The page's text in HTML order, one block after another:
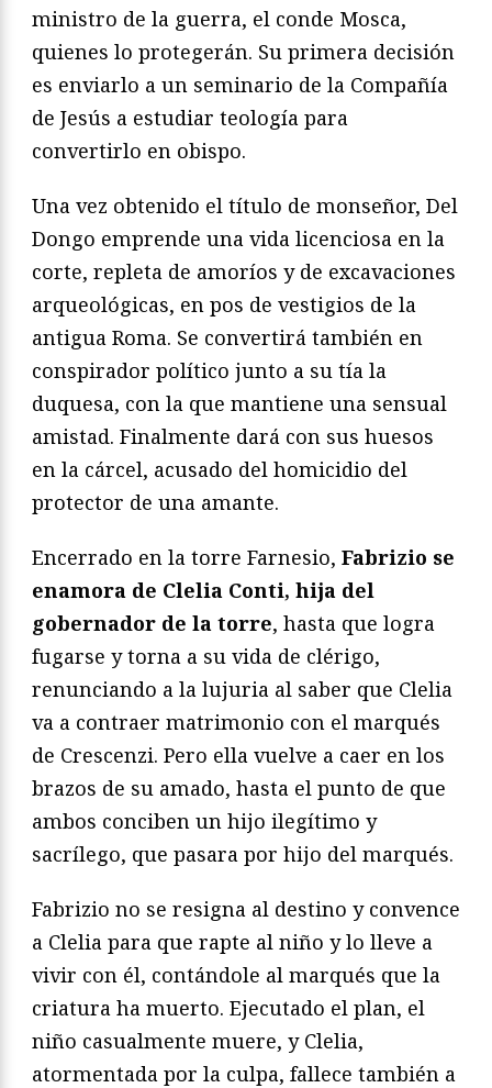
ministro de la guerra, el conde Mosca,
quienes lo protegerán. Su primera decisión
es enviarlo a un seminario de la Compañía
de Jesús a estudiar teología para
convertirlo en obispo.
Una vez obtenido el título de monseñor, Del
Dongo emprende una vida licenciosa en la
corte, repleta de amoríos y de excavaciones
arqueológicas, en pos de vestigios de la
antigua Roma. Se convertirá también en
conspirador político junto a su tía la
duquesa, con la que mantiene una sensual
amistad. Finalmente dará con sus huesos
en la cárcel, acusado del homicidio del
protector de una amante.
Encerrado en la torre Farnesio, Fabrizio se
enamora de Clelia Conti, hija del
gobernador de la torre, hasta que logra
fugarse y torna a su vida de clérigo,
renunciando a la lujuria al saber que Clelia
va a contraer matrimonio con el marqués
de Crescenzi. Pero ella vuelve a caer en los
brazos de su amado, hasta el punto de que
ambos conciben un hijo ilegítimo y
sacrílego, que pasara por hijo del marqués.
Fabrizio no se resigna al destino y convence
a Clelia para que rapte al niño y lo lleve a
vivir con él, contándole al marqués que la
criatura ha muerto. Ejecutado el plan, el
niño casualmente muere, y Clelia,
atormentada por la culpa, fallece también a